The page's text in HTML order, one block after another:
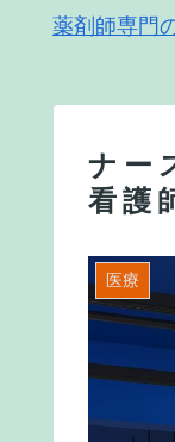
薬剤師専門
ナー
看護
医療